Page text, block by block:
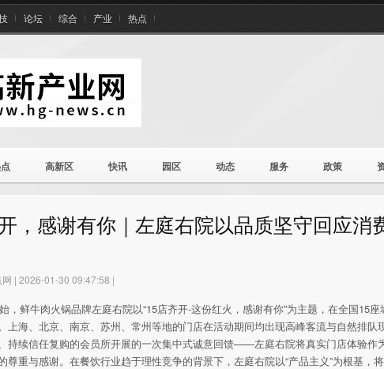
论坛 综合 产业 热点
高新区 快讯 园区 动态 服务 政策
，感谢有你｜左庭右院以品质坚守回应消
| 2026-01-30 09:47:58 |
，鲜牛肉火锅品牌左庭右院以“15店齐开-这份红火，感谢有你”为主题，在全国15
上海、北京、南京、苏州、常州等地的门店在活动期间均出现高峰客流与自然排队
持续信任复购的会员所开展的一次集中式诚意回馈——左庭右院将真实门店体验作
尊重与感谢。在餐饮行业趋于理性竞争的背景下，左庭右院以“产品主义”为根基，